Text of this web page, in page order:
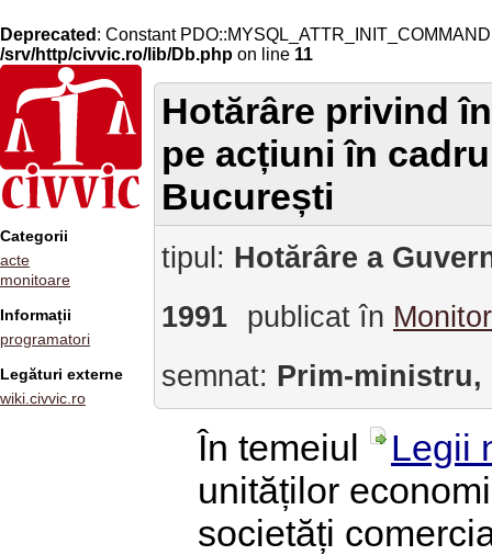
Deprecated : Constant
/srv/http/civvic.ro/lib/Db.php on line 11
Categorii
acte
monitoare
Informații
programatori
Legături externe
wiki.civvic.ro
Hotărâre privind
pe acțiuni în
București
tipul: Hotărâre a
1991
publicat în
semnat: Prim-ministru,
În temeiul
Legii
unităților
societăți